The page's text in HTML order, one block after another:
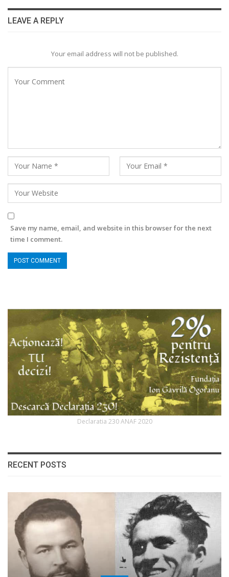
LEAVE A REPLY
Your email address will not be published.
Save my name, email, and website in this browser for the next
time I comment.
Declaratia 230 ANAF 2020
RECENT POSTS